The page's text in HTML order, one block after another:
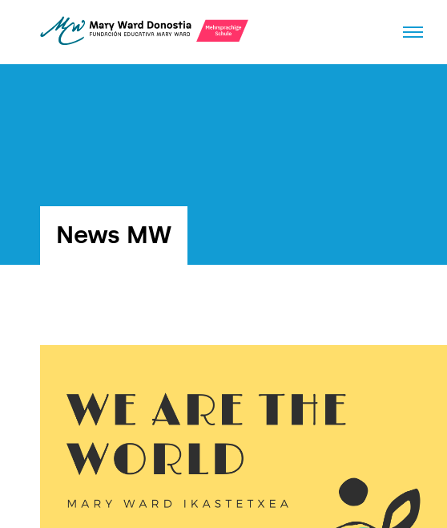
News MW